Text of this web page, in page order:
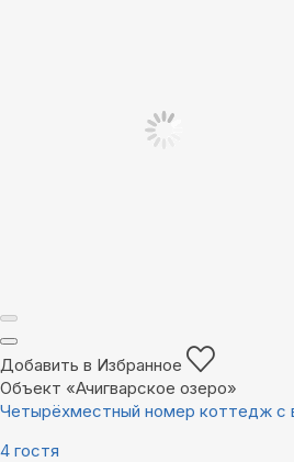
Добавить в Избранное
Объект «Ачигварское озеро»
Четырёхместный номер коттедж с
4 гостя